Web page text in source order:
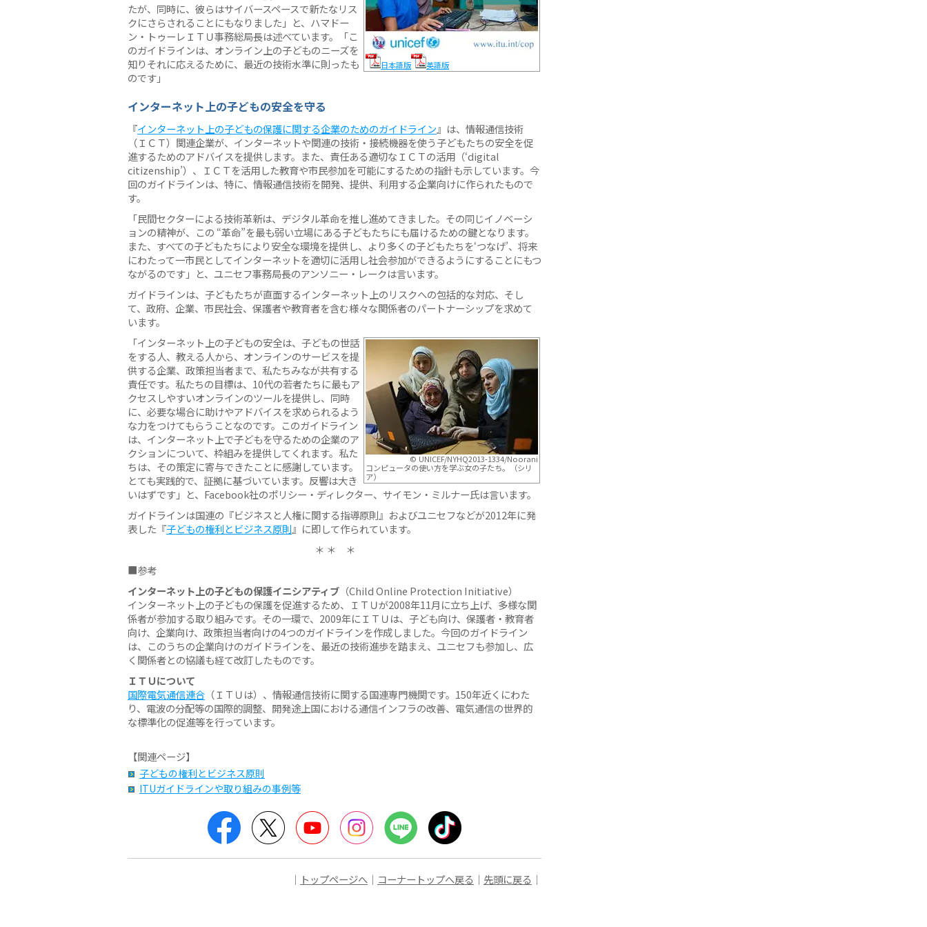
日本語版 英語版
たが、同時に、彼らはサイバースペースで新たなリス
クにさらされることにもなりました」と、ハマドー
ン・トゥーレＩＴＵ事務総局長は述べています。「こ
のガイドラインは、オンライン上の子どものニーズを
知りそれに応えるために、最近の技術水準に則ったも
のです」
インターネット上の子どもの安全を守る
『インターネット上の子どもの保護に関する企業のためのガイドライン』は、情報通信技術
（ＩＣＴ）関連企業が、インターネットや関連の技術・接続機器を使う子どもたちの安全を促
進するためのアドバイスを提供します。また、責任ある適切なＩＣＴの活用（‘digital
citizenship’）、ＩＣＴを活用した教育や市民参加を可能にするための指針も示しています。今
回のガイドラインは、特に、情報通信技術を開発、提供、利用する企業向けに作られたもので
す。
「民間セクターによる技術革新は、デジタル革命を推し進めてきました。その同じイノベーシ
ョンの精神が、この “革命”を最も弱い立場にある子どもたちにも届けるための鍵となります。
また、すべての子どもたちにより安全な環境を提供し、より多くの子どもたちを‘つなげ’、将来
にわたって一市民としてインターネットを適切に活用し社会参加ができるようにすることにもつ
ながるのです」と、ユニセフ事務局長のアンソニー・レークは言います。
ガイドラインは、子どもたちが直面するインターネット上のリスクへの包括的な対応、そし
て、政府、企業、市民社会、保護者や教育者を含む様々な関係者のパートナーシップを求めて
います。
© UNICEF/NYHQ2013-1334/Noorani
コンピュータの使い方を学ぶ女の子たち。（シリ
ア）
「インターネット上の子どもの安全は、子どもの世話
をする人、教える人から、オンラインのサービスを提
供する企業、政策担当者まで、私たちみなが共有する
責任です。私たちの目標は、10代の若者たちに最もア
クセスしやすいオンラインのツールを提供し、同時
に、必要な場合に助けやアドバイスを求められるよう
な力をつけてもらうことなのです。このガイドライン
は、インターネット上で子どもを守るための企業のア
クションについて、枠組みを提供してくれます。私た
ちは、その策定に寄与できたことに感謝しています。
とても実践的で、証拠に基づいています。反響は大き
いはずです」と、Facebook社のポリシー・ディレクター、サイモン・ミルナー氏は言います。
ガイドラインは国連の『ビジネスと人権に関する指導原則』およびユニセフなどが2012年に発
表した『子どもの権利とビジネス原則』に即して作られています。
＊ ＊ ＊
■参考
インターネット上の子どもの保護イニシアティブ （Child Online Protection Initiative）
インターネット上の子どもの保護を促進するため、ＩＴＵが2008年11月に立ち上げ、多様な関
係者が参加する取り組みです。その一環で、2009年にＩＴＵは、子ども向け、保護者・教育者
向け、企業向け、政策担当者向けの4つのガイドラインを作成しました。今回のガイドライン
は、このうちの企業向けのガイドラインを、最近の技術進歩を踏まえ、ユニセフも参加し、広
く関係者との協議も経て改訂したものです。
ＩＴＵについて
国際電気通信連合 （ＩＴＵは）、情報通信技術に関する国連専門機関です。150年近くにわた
り、電波の分配等の国際的調整、開発途上国における通信インフラの改善、電気通信の世界的
な標準化の促進等を行っています。
【関連ページ】
子どもの権利とビジネス原則
ITUガイドラインや取り組みの事例等
Facebook Twitter YouTube Instagram LINE
｜ トップページへ ｜ コーナートップへ戻る ｜ 先頭に戻る ｜